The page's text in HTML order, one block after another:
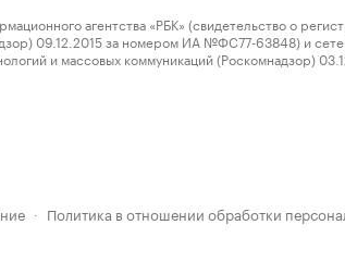
агентства «РБК» (свидетельство о
09.12.2015 за номером ИА №ФС77-63848) и
и массовых коммуникаций (Роскомнадзор)
· Политика в отношении обработки